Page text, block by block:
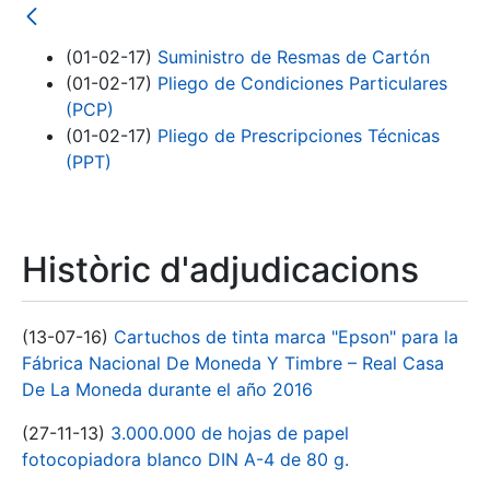
(01-02-17) Suministro de Resmas de Cartón
(01-02-17) Pliego de Condiciones Particulares
(PCP)
(01-02-17) Pliego de Prescripciones Técnicas
(PPT)
Històric d'adjudicacions
(13-07-16) Cartuchos de tinta marca "Epson" para la
Fábrica Nacional De Moneda Y Timbre – Real Casa
De La Moneda durante el año 2016
(27-11-13) 3.000.000 de hojas de papel
fotocopiadora blanco DIN A-4 de 80 g.